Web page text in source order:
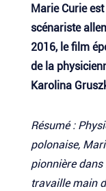
Marie Curie
scénariste
2016, le film
de la
Karolina
Résumé :
polonaise,
pionnière dans
travaille main